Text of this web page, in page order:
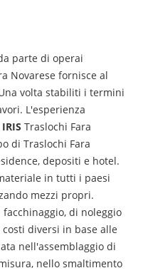
parte di operai
Novarese fornisce al
volta stabiliti i termini
L'esperienza
IRIS Traslochi Fara
di Traslochi Fara
depositi e hotel.
in tutti i paesi
mezzi propri.
di noleggio
diversi in base alle
nell'assemblaggio di
nello smaltimento